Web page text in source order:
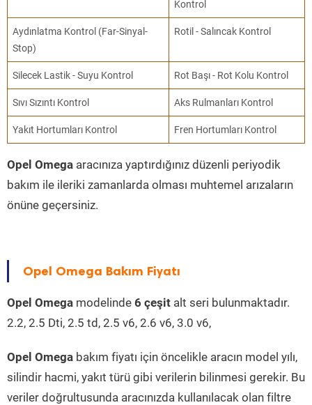
Kontrol
Aydınlatma Kontrol (Far-Sinyal-
Stop)
Rotil - Salıncak Kontrol
Silecek Lastik - Suyu Kontrol Rot Başı - Rot Kolu Kontrol
Sıvı Sızıntı Kontrol Aks Rulmanları Kontrol
Yakıt Hortumları Kontrol Fren Hortumları Kontrol
Opel Omega aracınıza yaptırdığınız düzenli periyodik
bakım ile ileriki zamanlarda olması muhtemel arızaların
önüne geçersiniz.
Opel Omega Bakım Fiyatı
Opel Omega modelinde 6 çeşit alt seri bulunmaktadır.
2.2, 2.5 Dti, 2.5 td, 2.5 v6, 2.6 v6, 3.0 v6,
Opel Omega bakım fiyatı için öncelikle aracın model yılı,
silindir hacmi, yakıt türü gibi verilerin bilinmesi gerekir. Bu
veriler doğrultusunda aracınızda kullanılacak olan filtre